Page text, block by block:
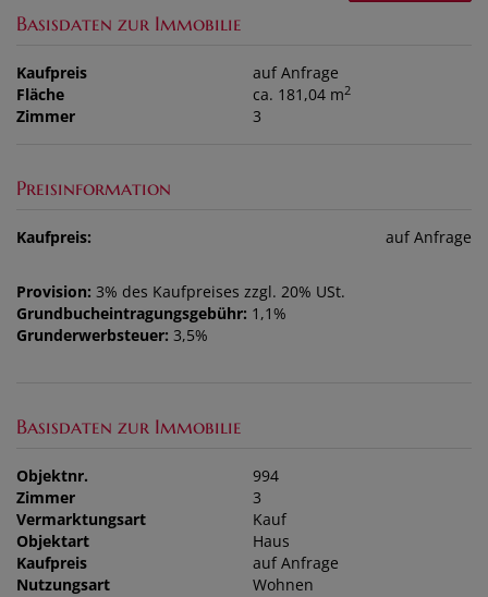
Basisdaten zur Immobilie
Kaufpreis
auf Anfrage
Fläche
ca. 181,04 m2
Zimmer 3
Preisinformation
Kaufpreis: auf Anfrage
Provision: 3% des Kaufpreises zzgl. 20% USt.
Grundbucheintragungsgebühr: 1,1%
Grunderwerbsteuer: 3,5%
Basisdaten zur Immobilie
Objektnr.
994
Zimmer
3
Vermarktungsart
Kauf
Objektart
Haus
Kaufpreis
auf Anfrage
Nutzungsart
Wohnen